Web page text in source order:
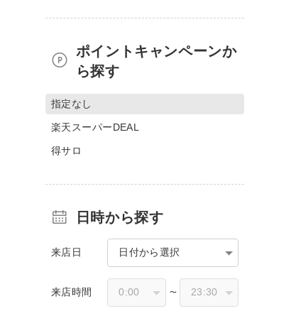
ポイントキャンペーンか
ら探す
指定なし
楽天スーパーDEAL
得サロ
日時から探す
来店日 日付から選択
来店時間 〜